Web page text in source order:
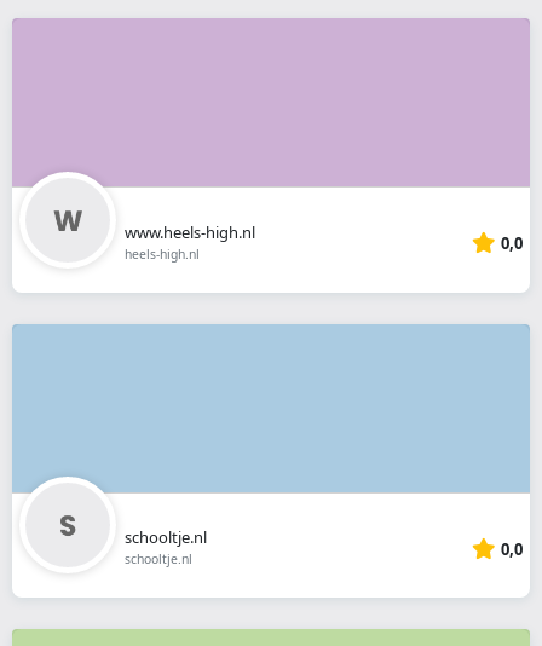
www.heels-high.nl
heels-high.nl 0,0
schooltje.nl
schooltje.nl 0,0